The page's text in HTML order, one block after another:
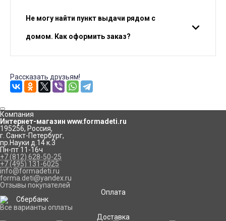
Не могу найти пункт выдачи рядом с
домом. Как оформить заказ?
Рассказать друзьям!
Компания
Интернет-магазин www.formadeti.ru
195256, Россия,
г. Санкт-Петербург,
пр.Науки д.14 к.3
Пн-пт 11-16ч
+7 (812) 628-50-25
+7 (495) 131-6025
info@formadeti.ru
forma.deti@yandex.ru
Отзывы покупателей
Оплата
Все варианты оплаты
Доставка